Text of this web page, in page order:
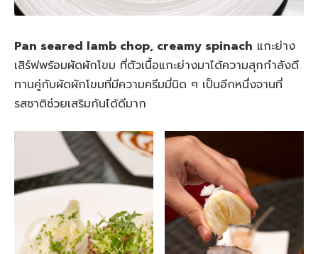
Pan seared lamb chop, creamy spinach แกะย่าง
เสิร์ฟพร้อมผัดผักโขม ที่ตัวเนื้อแกะย่างมาได้ความสุกกำลังดี
ทานคู่กับผัดผักโขมที่มีความครีมมี่นิด ๆ เป็นอีกหนึ่งจานที่
รสชาติช่วยเสริมกันได้ดีมาก